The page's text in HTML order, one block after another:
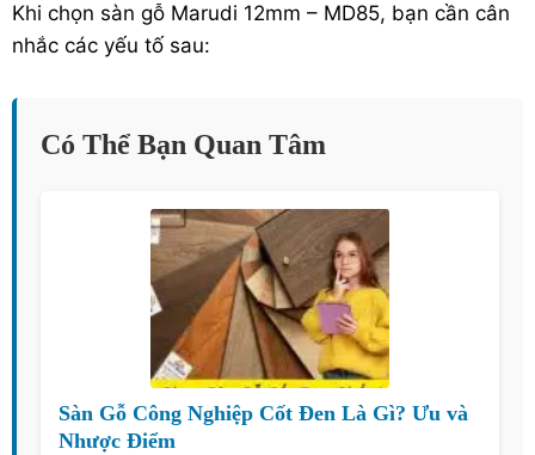
Khi chọn sàn gỗ Marudi 12mm – MD85, bạn cần cân
nhắc các yếu tố sau:
Có Thể Bạn Quan Tâm
Sàn Gỗ Công Nghiệp Cốt Đen Là Gì? Ưu và
Nhược Điểm